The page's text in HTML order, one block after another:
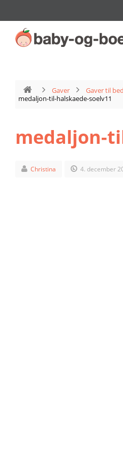
Gaver Gaver til
medaljon-til-halskaede-soelv11
medaljon-
Christina 4. december